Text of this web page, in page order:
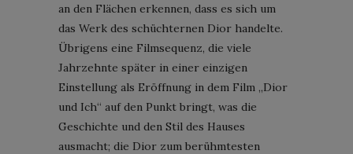
an den Flächen erkennen, dass es sich um
das Werk des schüchternen Dior handelte.
Übrigens eine Filmsequenz, die viele
Jahrzehnte später in einer einzigen
Einstellung als Eröffnung in dem Film „Dior
und Ich“ auf den Punkt bringt, was die
Geschichte und den Stil des Hauses
ausmacht; die Dior zum berühmtesten